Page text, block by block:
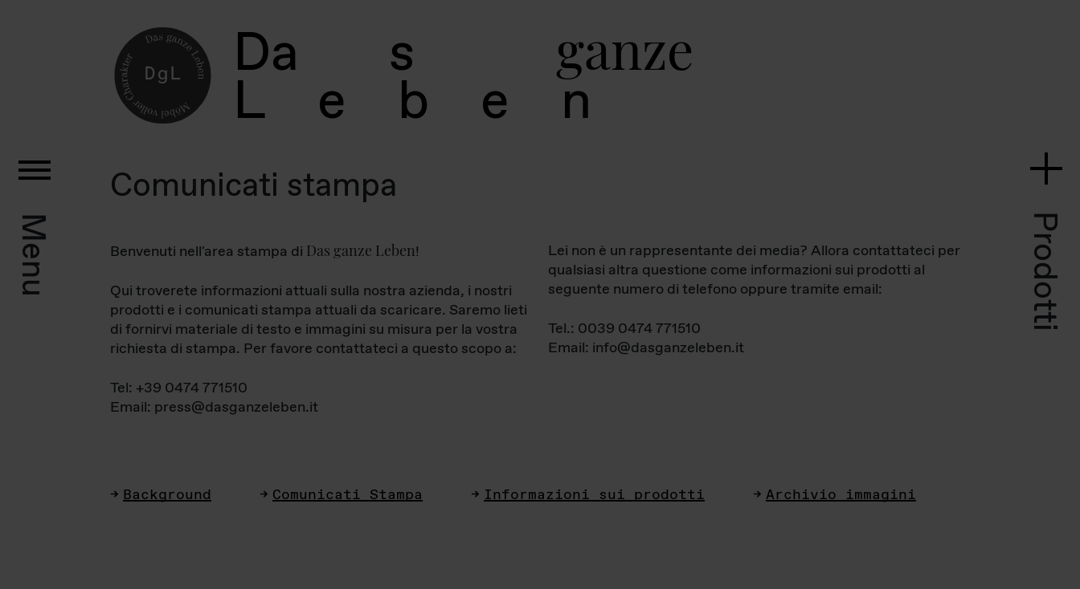
Da s ganze
L e b e n
Menu Prodotti
Comunicati stampa
Benvenuti nell'area stampa di Das ganze Leben!
Qui troverete informazioni attuali sulla nostra azienda, i nostri
prodotti e i comunicati stampa attuali da scaricare. Saremo lieti
di fornirvi materiale di testo e immagini su misura per la vostra
richiesta di stampa. Per favore contattateci a questo scopo a:
Tel: +39 0474 771510
Email: press@dasganzeleben.it
Lei non è un rappresentante dei media? Allora contattateci per
qualsiasi altra questione come informazioni sui prodotti al
seguente numero di telefono oppure tramite email:
Tel.: 0039 0474 771510
Email: info@dasganzeleben.it
Background Comunicati Stampa Informazioni sui prodotti Archivio immagini